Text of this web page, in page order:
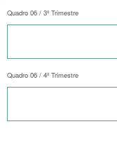
Quadro 06 / 3º Trimestre
Quadro 06 / 4º Trimestre